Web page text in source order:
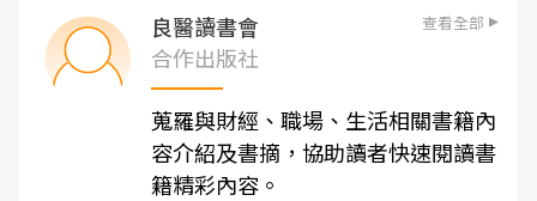
良醫讀書會 查看全部
合作出版社
蒐羅與財經、職場、生活相關書籍內
容介紹及書摘，協助讀者快速閱讀書
籍精彩內容。